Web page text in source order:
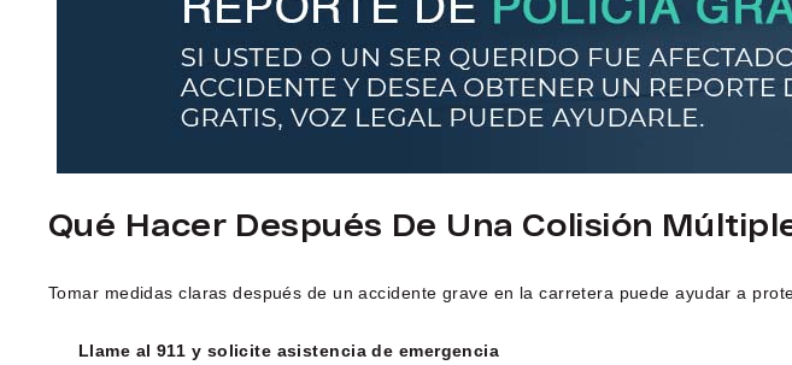
Qué Hacer Después De Una Colisión
Tomar medidas claras después de un accidente grave en la carretera puede ayudar a
Llame al 911 y solicite asistencia de emergencia